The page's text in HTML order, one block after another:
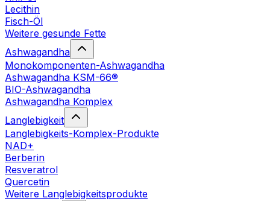
Lecithin
Fisch-Öl
Weitere gesunde Fette
Ashwagandha
Monokomponenten-Ashwagandha
Ashwagandha KSM-66®
BIO-Ashwagandha
Ashwagandha Komplex
Langlebigkeit
Langlebigkeits-Komplex-Produkte
NAD+
Berberin
Resveratrol
Quercetin
Weitere Langlebigkeitsprodukte